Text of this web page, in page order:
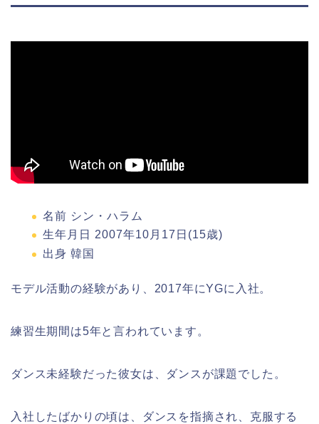
名前 シン・ハラム
生年月日 2007年10月17日(15歳)
出身 韓国
モデル活動の経験があり、2017年にYGに入社。
練習生期間は5年と言われています。
ダンス未経験だった彼女は、ダンスが課題でした。
入社したばかりの頃は、ダンスを指摘され、克服する